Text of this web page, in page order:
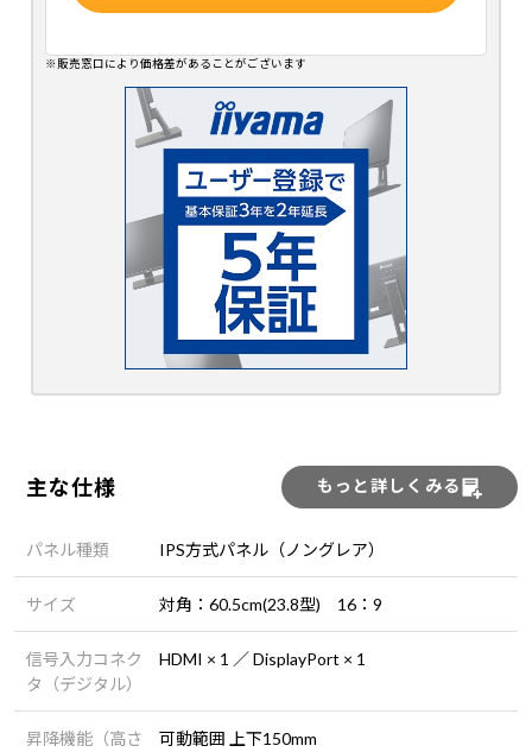
主な仕様 もっと詳しくみる
パネル種類 IPS方式パネル（ノングレア）
サイズ 対角：60.5cm(23.8型) 16：9
信号入力コネク
タ（デジタル）
HDMI × 1 ／ DisplayPort × 1
昇降機能（高さ
可動範囲 上下150mm